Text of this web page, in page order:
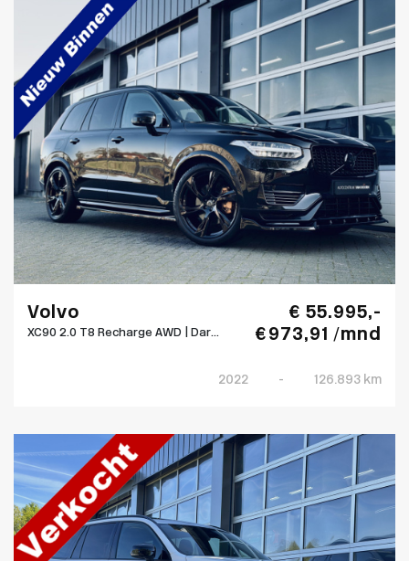
Volvo
XC90 2.0 T8 Recharge AWD | Dar...
€ 55.995,-
€ 973,91 /mnd
2022 - 126.893 km